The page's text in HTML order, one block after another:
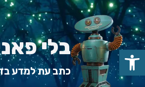
Skip
to
content
בלי
כתב עת למדע
פתח סרגל נגישות